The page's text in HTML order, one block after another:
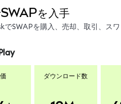
を入手
でSWAPを購入、売却、取引、ス
ダウンロード数